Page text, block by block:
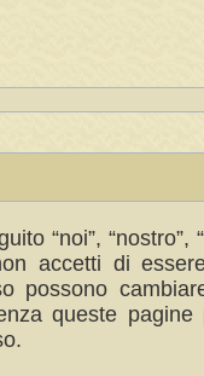
“noi”,
accetti di
possono
queste